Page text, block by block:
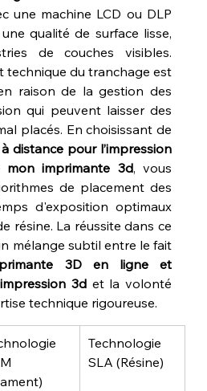
une machine LCD ou DLP
qualité de surface lisse,
de couches visibles.
technique du tranchage est
raison de la gestion des
qui peuvent laisser des
distance pour l’impression
imprimante 3d, vous
de placement des
d'exposition optimaux
résine. La réussite dans ce
mélange subtil entre le fait
3D en ligne et
3d et la volonté
technique rigoureuse.
Technologie
SLA (Résine)